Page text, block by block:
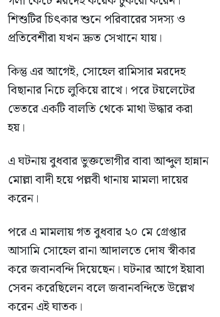
শিশুটির চিৎকার শুনে পরিবারের সদস্য ও
প্রতিবেশীরা যখন দ্রুত সেখানে যায়।
কিন্তু এর আগেই, সোহেল রামিসার মরদেহ
বিছানার নিচে লুকিয়ে রাখে। পরে টয়লেটের
ভেতরে একটি বালতি থেকে মাথা উদ্ধার করা
হয়।
এ ঘটনায় বুধবার ভুক্তভোগীর বাবা আব্দুল হান্নান
মোল্লা বাদী হয়ে পল্লবী থানায় মামলা দায়ের
করেন।
পরে এ মামলায় গত বুধবার ২০ মে গ্রেপ্তার
আসামি সোহেল রানা আদালতে দোষ স্বীকার
করে জবানবন্দি দিয়েছেন। ঘটনার আগে ইয়াবা
সেবন করেছিলেন বলে জবানবন্দিতে উল্লেখ
করেন এই ঘাতক।